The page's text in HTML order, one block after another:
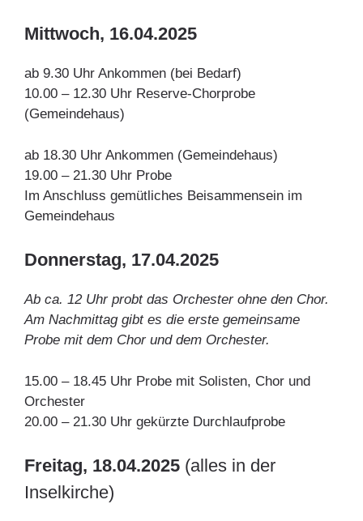
Mittwoch, 16.04.2025
ab 9.30 Uhr Ankommen (bei Bedarf)
10.00 – 12.30 Uhr Reserve-Chorprobe
(Gemeindehaus)
ab 18.30 Uhr Ankommen (Gemeindehaus)
19.00 – 21.30 Uhr Probe
Im Anschluss gemütliches Beisammensein im
Gemeindehaus
Donnerstag, 17.04.2025
Ab ca. 12 Uhr probt das Orchester ohne den Chor.
Am Nachmittag gibt es die erste gemeinsame
Probe mit dem Chor und dem Orchester.
15.00 – 18.45 Uhr Probe mit Solisten, Chor und
Orchester
20.00 – 21.30 Uhr gekürzte Durchlaufprobe
Freitag, 18.04.2025 (alles in der
Inselkirche)